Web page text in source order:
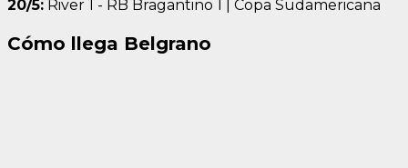
20/5: River 1 - RB Bragantino 1 | Copa Sudamericana
Cómo llega Belgrano